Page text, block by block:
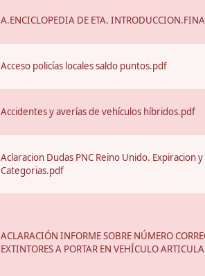
A.ENCICLOPEDIA DE ETA.
Acceso policías locales saldo puntos.pdf
Accidentes y averías de vehículos híbridos.pdf
Aclaracion Dudas PNC Reino Unido. Expiracion y
Categorias.pdf
ACLARACIÓN INFORME SOBRE NÚMERO
EXTINTORES A PORTAR EN VEHÍCULO